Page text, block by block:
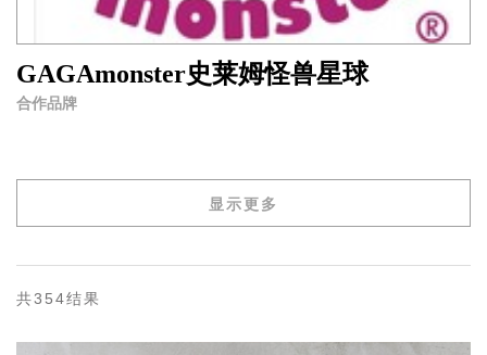
GAGAmonster史莱姆怪兽星球
合作品牌
显示更多
共354结果